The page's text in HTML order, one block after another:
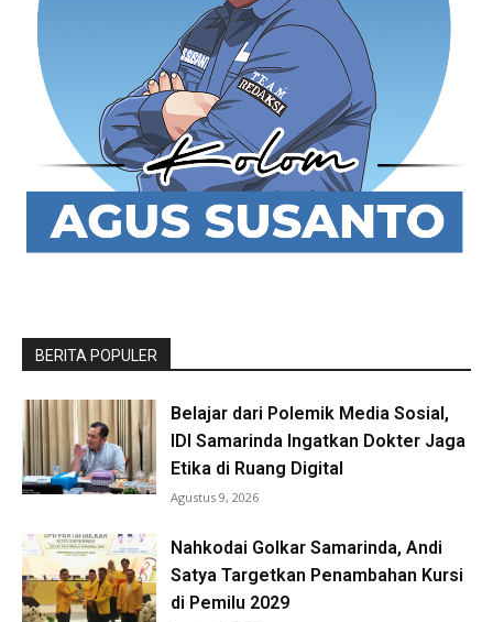
BERITA POPULER
Belajar dari Polemik Media Sosial,
IDI Samarinda Ingatkan Dokter Jaga
Etika di Ruang Digital
Agustus 9, 2026
Nahkodai Golkar Samarinda, Andi
Satya Targetkan Penambahan Kursi
di Pemilu 2029